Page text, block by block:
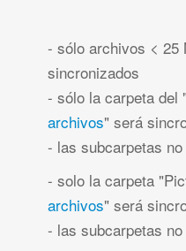
- sólo archivos < 25
sincronizados
- sólo la carpeta del
archivos" será
- las subcarpetas
- solo la carpeta
archivos" será
- las subcarpetas